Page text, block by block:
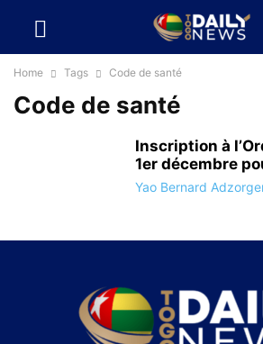
Home Tags Code de santé
Code de santé
Inscription à
1er décembre
Yao Bernard